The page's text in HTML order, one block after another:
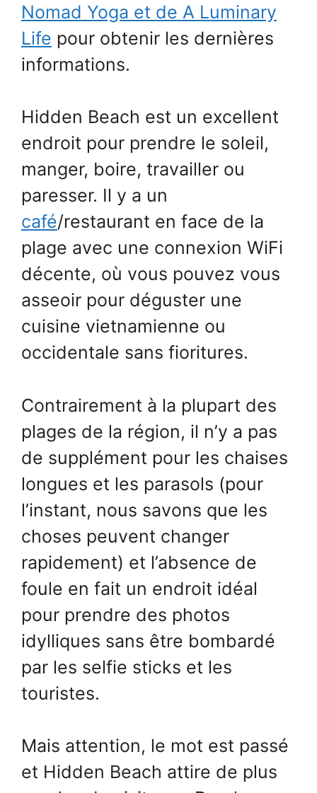
Nomad Yoga et de A Luminary
Life pour obtenir les dernières
informations.
Hidden Beach est un excellent
endroit pour prendre le soleil,
manger, boire, travailler ou
paresser. Il y a un
café/restaurant en face de la
plage avec une connexion WiFi
décente, où vous pouvez vous
asseoir pour déguster une
cuisine vietnamienne ou
occidentale sans fioritures.
Contrairement à la plupart des
plages de la région, il n’y a pas
de supplément pour les chaises
longues et les parasols (pour
l’instant, nous savons que les
choses peuvent changer
rapidement) et l’absence de
foule en fait un endroit idéal
pour prendre des photos
idylliques sans être bombardé
par les selfie sticks et les
touristes.
Mais attention, le mot est passé
et Hidden Beach attire de plus